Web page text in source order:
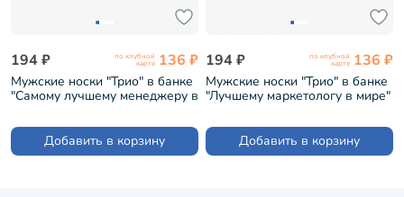
194 ₽ по клубной
карте 136 ₽
Мужские носки "Трио" в банке
"Самому лучшему менеджеру в
Добавить в корзину
194 ₽ по клубной
карте 136 ₽
Мужские носки "Трио" в банке
"Лучшему маркетологу в мире"
Добавить в корзину